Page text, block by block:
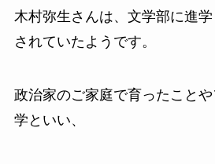
木村弥生さんは、文学部に進
されていたようです。
政治家のご家庭で育ったこと
学といい、